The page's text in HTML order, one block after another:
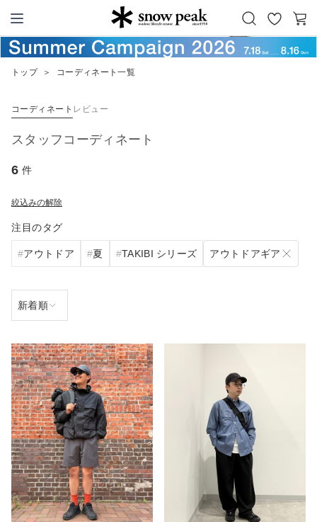
Snow Peak
お
気
カ
ー
トップ ＞ コーディネート一覧
コーディネート レビュー
スタッフコーディネート
6 件
絞込みの解除
注目のタグ
アウトドア 夏 TAKIBI シリーズ アウトドアギア